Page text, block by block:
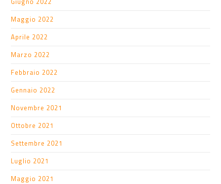
Maggio 2022
Aprile 2022
Marzo 2022
Febbraio 2022
Gennaio 2022
Novembre 2021
Ottobre 2021
Settembre 2021
Luglio 2021
Maggio 2021